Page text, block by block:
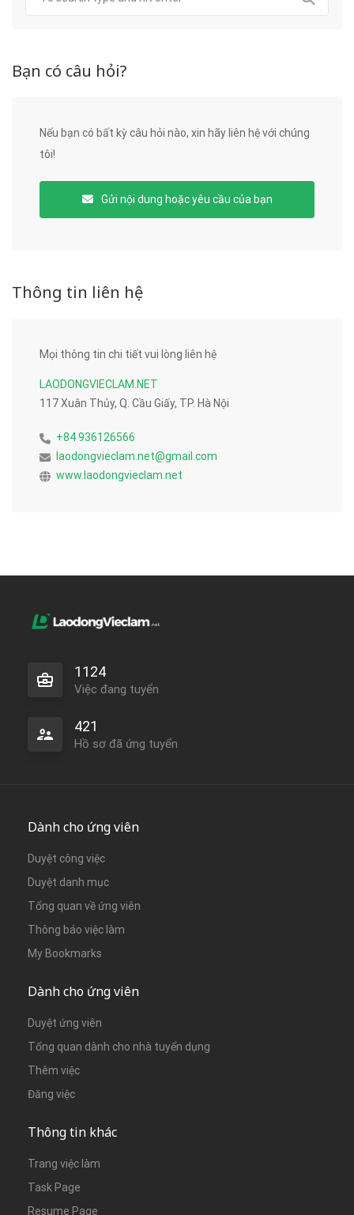
Bạn có câu hỏi?
Nếu bạn có bất kỳ câu hỏi nào, xin hãy liên hệ với chúng
tôi!
Gửi nội dung hoặc yêu cầu của bạn
Thông tin liên hệ
Mọi thông tin chi tiết vui lòng liên hệ
LAODONGVIECLAM.NET
117 Xuân Thủy, Q. Cầu Giấy, TP. Hà Nội
+84 936126566
laodongvieclam.net@gmail.com
www.laodongvieclam.net
1124
Việc đang tuyển
421
Hồ sơ đã ứng tuyển
Dành cho ứng viên
Duyệt công việc
Duyệt danh mục
Tổng quan về ứng viên
Thông báo việc làm
My Bookmarks
Dành cho ứng viên
Duyệt ứng viên
Tổng quan dành cho nhà tuyển dụng
Thêm việc
Đăng việc
Thông tin khác
Trang việc làm
Task Page
Resume Page